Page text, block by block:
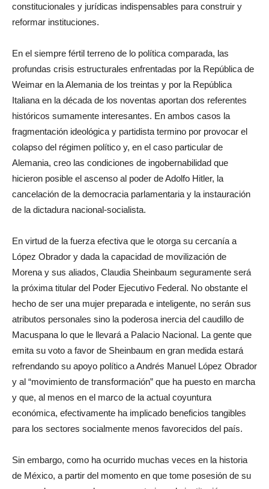
constitucionales y jurídicas indispensables para construir y
reformar instituciones.
En el siempre fértil terreno de lo política comparada, las
profundas crisis estructurales enfrentadas por la República de
Weimar en la Alemania de los treintas y por la República
Italiana en la década de los noventas aportan dos referentes
históricos sumamente interesantes. En ambos casos la
fragmentación ideológica y partidista termino por provocar el
colapso del régimen político y, en el caso particular de
Alemania, creo las condiciones de ingobernabilidad que
hicieron posible el ascenso al poder de Adolfo Hitler, la
cancelación de la democracia parlamentaria y la instauración
de la dictadura nacional-socialista.
En virtud de la fuerza efectiva que le otorga su cercanía a
López Obrador y dada la capacidad de movilización de
Morena y sus aliados, Claudia Sheinbaum seguramente será
la próxima titular del Poder Ejecutivo Federal. No obstante el
hecho de ser una mujer preparada e inteligente, no serán sus
atributos personales sino la poderosa inercia del caudillo de
Macuspana lo que le llevará a Palacio Nacional. La gente que
emita su voto a favor de Sheinbaum en gran medida estará
refrendando su apoyo político a Andrés Manuel López Obrador
y al “movimiento de transformación” que ha puesto en marcha
y que, al menos en el marco de la actual coyuntura
económica, efectivamente ha implicado beneficios tangibles
para los sectores socialmente menos favorecidos del país.
Sin embargo, como ha ocurrido muchas veces en la historia
de México, a partir del momento en que tome posesión de su